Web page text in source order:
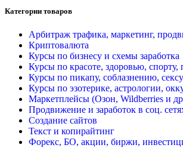
Категории товаров
Арбитраж трафика, маркетинг,
Криптовалюта
Курсы по бизнесу и схемы заработка
Курсы по красоте, здоровью, спорту,
Курсы по пикапу, соблазнению, сексу
Курсы по эзотерике, астрологии,
Маркетплейсы (Озон, Wildberries и
Продвижение и заработок в соц.
Создание сайтов
Текст и копирайтинг
Форекс, БО, акции, биржи,